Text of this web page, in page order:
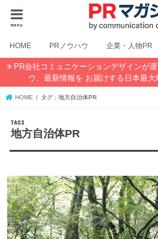
menu
HOME PRノウハウ 企業・人物PR
PR会社コミュニケーションデザインが
ウ、最新情報を お届けする日本最大
HOME タグ : 地方自治体PR
地方自治体PR